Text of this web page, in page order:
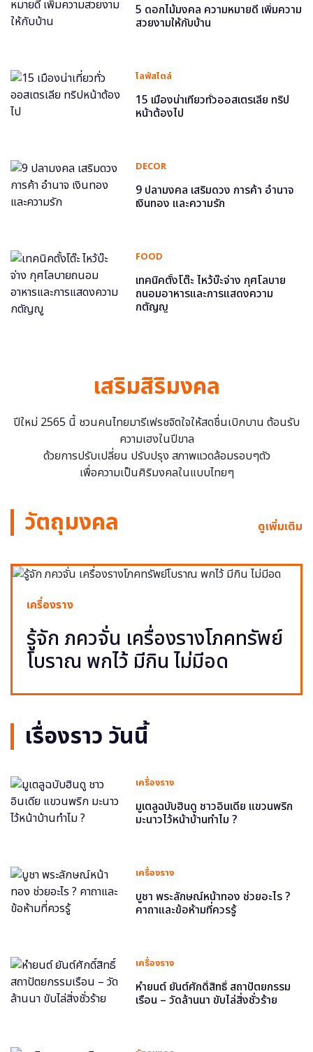
5 ดอกไม้มงคล ความหมายดี เพิ่มความ
สวยงามให้กับบ้าน
ไลฟ์สไตล์
15 เมืองน่าเที่ยวทั่วออสเตรเลีย ทริป
หน้าต้องไป
DECOR
9 ปลามงคล เสริมดวง การค้า อำนาจ
เงินทอง และความรัก
FOOD
เทคนิคตั้งโต๊ะ ไหว้บ๊ะจ่าง กุศโลบาย
ถนอมอาหารและการแสดงความ
กตัญญู
เสริมสิริมงคล
ปีใหม่ 2565 นี้ ชวนคนไทยมารีเฟรชจิตใจให้สดชื่นเบิกบาน ต้อนรับ
ความเฮงในปีขาล
ด้วยการปรับเปลี่ยน ปรับปรุง สภาพแวดล้อมรอบๆตัว
เพื่อความเป็นศิริมงคลในแบบไทยๆ
วัตถุมงคล ดูเพิ่มเติม
เครื่องราง
รู้จัก ภควจั่น เครื่องรางโภคทรัพย์
โบราณ พกไว้ มีกิน ไม่มีอด
เรื่องราว วันนี้
เครื่องราง
มูเตลูฉบับฮินดู ชาวอินเดีย แขวนพริก
มะนาวไว้หน้าบ้านทำไม ?
เครื่องราง
บูชา พระลักษณ์หน้าทอง ช่วยอะไร ?
คาถาและข้อห้ามที่ควรรู้
เครื่องราง
หำยนต์ ยันต์ศักดิ์สิทธิ์ สถาปัตยกรรม
เรือน – วัดล้านนา ขับไล่สิ่งชั่วร้าย